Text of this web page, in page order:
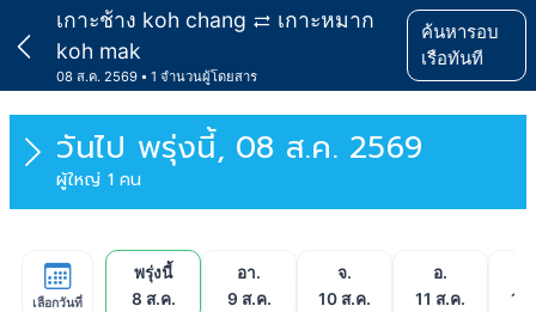
เกาะช้าง koh chang
เกาะหมาก
koh mak
08 ส.ค. 2569 1 จำนวนผู้โดยสาร
ค้นหารอบ
เรือทันที
วันไป พรุ่งนี้, 08 ส.ค. 2569
ผู้ใหญ่ 1 คน
เลือกวันที่
พรุ่งนี้
8 ส.ค.
อา.
9 ส.ค.
จ.
10 ส.ค.
อ.
11 ส.ค.
12